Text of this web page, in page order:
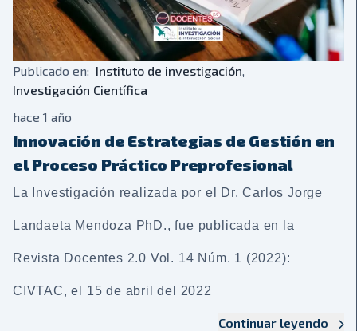
Publicado en: Instituto de investigación,
Investigación Científica
hace 1 año
Innovación de Estrategias de Gestión en
el Proceso Práctico Preprofesional
La Investigación realizada por el Dr. Carlos Jorge
Landaeta Mendoza PhD., fue publicada en la
Revista Docentes 2.0 Vol. 14 Núm. 1 (2022):
CIVTAC, el 15 de abril del 2022
Continuar leyendo